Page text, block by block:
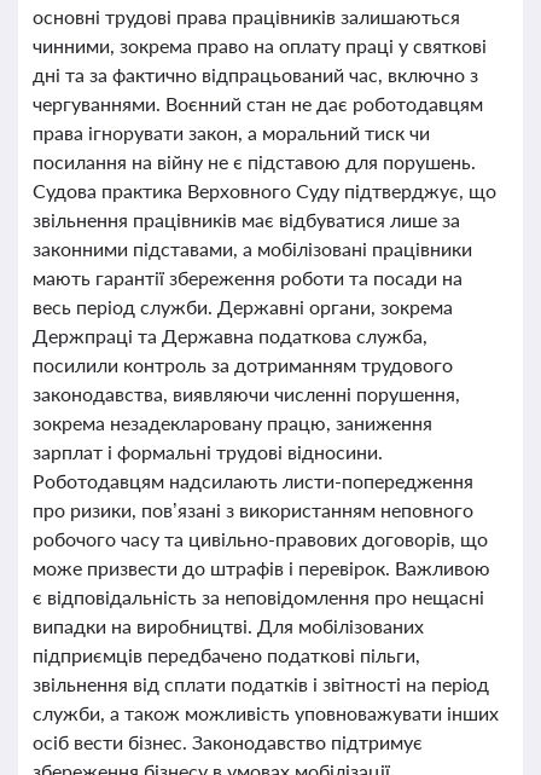
основні трудові права працівників залишаються
чинними, зокрема право на оплату праці у святкові
дні та за фактично відпрацьований час, включно з
чергуваннями. Воєнний стан не дає роботодавцям
права ігнорувати закон, а моральний тиск чи
посилання на війну не є підставою для порушень.
Судова практика Верховного Суду підтверджує, що
звільнення працівників має відбуватися лише за
законними підставами, а мобілізовані працівники
мають гарантії збереження роботи та посади на
весь період служби. Державні органи, зокрема
Держпраці та Державна податкова служба,
посилили контроль за дотриманням трудового
законодавства, виявляючи численні порушення,
зокрема незадекларовану працю, заниження
зарплат і формальні трудові відносини.
Роботодавцям надсилають листи-попередження
про ризики, пов’язані з використанням неповного
робочого часу та цивільно-правових договорів, що
може призвести до штрафів і перевірок. Важливою
є відповідальність за неповідомлення про нещасні
випадки на виробництві. Для мобілізованих
підприємців передбачено податкові пільги,
звільнення від сплати податків і звітності на період
служби, а також можливість уповноважувати інших
осіб вести бізнес. Законодавство підтримує